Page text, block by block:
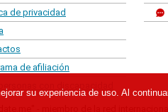
de privacidad
de afiliación
su experiencia de uso. Al